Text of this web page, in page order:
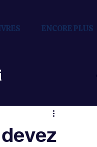
ENCORE PLUS